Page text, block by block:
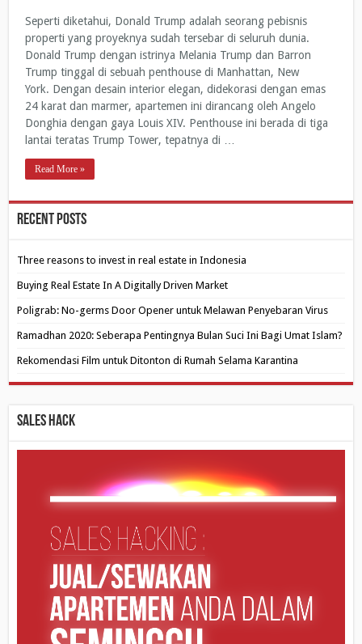
Seperti diketahui, Donald Trump adalah seorang pebisnis
properti yang proyeknya sudah tersebar di seluruh dunia.
Donald Trump dengan istrinya Melania Trump dan Barron
Trump tinggal di sebuah penthouse di Manhattan, New
York. Dengan desain interior elegan, didekorasi dengan emas
24 karat dan marmer, apartemen ini dirancang oleh Angelo
Donghia dengan gaya Louis XIV. Penthouse ini berada di tiga
lantai teratas Trump Tower, tepatnya di …
Read More »
Recent Posts
Three reasons to invest in real estate in Indonesia
Buying Real Estate In A Digitally Driven Market
Poligrab: No-germs Door Opener untuk Melawan Penyebaran Virus
Ramadhan 2020: Seberapa Pentingnya Bulan Suci Ini Bagi Umat Islam?
Rekomendasi Film untuk Ditonton di Rumah Selama Karantina
Sales Hack